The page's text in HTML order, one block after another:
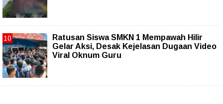
Ratusan Siswa SMKN 1 Mempawah Hilir
Gelar Aksi, Desak Kejelasan Dugaan Video
Viral Oknum Guru